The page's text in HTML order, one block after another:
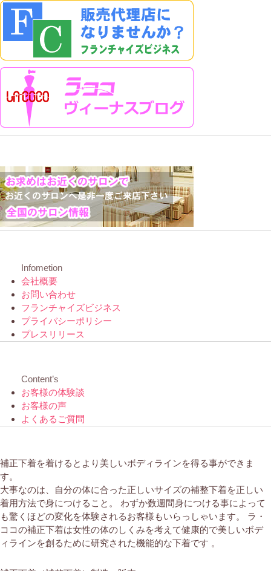
Infometion
会社概要
お問い合わせ
フランチャイズビジネス
プライバシーポリシー
プレスリリース
Content’s
お客様の体験談
お客様の声
よくあるご質問
補正下着を着けるとより美しいボディラインを得る事ができま
す。
大事なのは、自分の体に合った正しいサイズの補整下着を正しい
着用方法で身につけること。 わずか数週間身につける事によって
も驚くほどの変化を体験されるお客様もいらっしゃいます。 ラ・
ココの補正下着は女性の体のしくみを考えて健康的で美しいボデ
ィラインを創るために研究された機能的な下着です 。